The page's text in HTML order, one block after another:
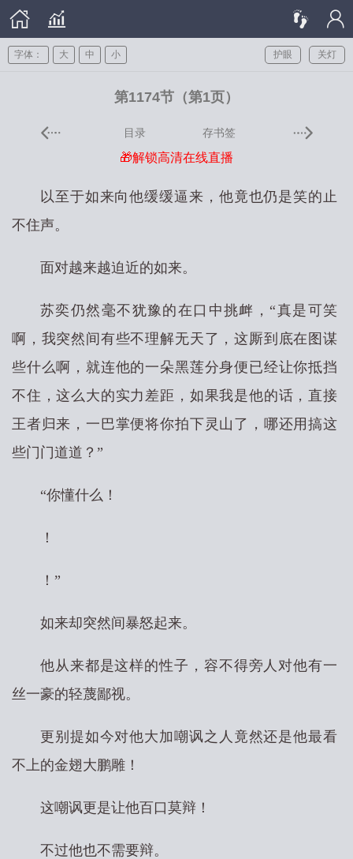
关灯
护眼
字体： 大 中 小
第1174节（第1页）
目录 存书签
🎁解锁高清在线直播
以至于如来向他缓缓逼来，他竟也仍是笑的止
不住声。
面对越来越迫近的如来。
苏奕仍然毫不犹豫的在口中挑衅，“真是可笑
啊，我突然间有些不理解无天了，这厮到底在图谋
些什么啊，就连他的一朵黑莲分身便已经让你抵挡
不住，这么大的实力差距，如果我是他的话，直接
王者归来，一巴掌便将你拍下灵山了，哪还用搞这
些门门道道？”
“你懂什么！
！
！”
如来却突然间暴怒起来。
他从来都是这样的性子，容不得旁人对他有一
丝一豪的轻蔑鄙视。
更别提如今对他大加嘲讽之人竟然还是他最看
不上的金翅大鹏雕！
这嘲讽更是让他百口莫辩！
不过他也不需要辩。